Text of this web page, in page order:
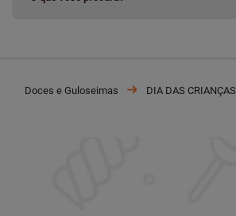
Doces e Guloseimas DIA DAS CRIANÇAS